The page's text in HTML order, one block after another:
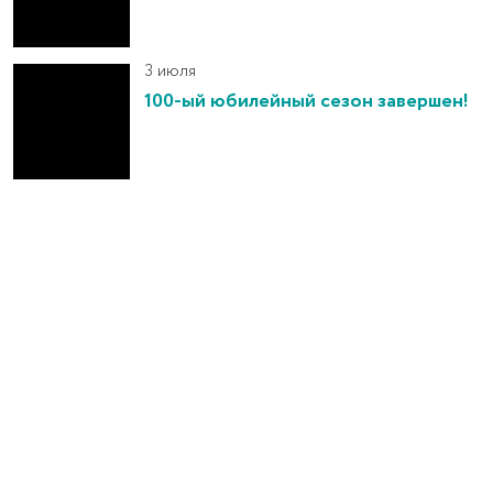
3 июля
100-ый юбилейный сезон завершен!